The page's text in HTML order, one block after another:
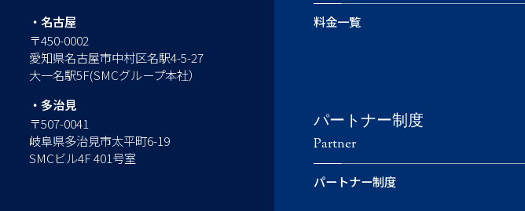
・名古屋
〒450-0002
愛知県名古屋市中村区名駅4-5-27
大一名駅5F(SMCグループ本社）
・多治見
〒507-0041
岐阜県多治見市太平町6-19
SMCビル4F 401号室
料金一覧
パートナー制度
Partner
パートナー制度